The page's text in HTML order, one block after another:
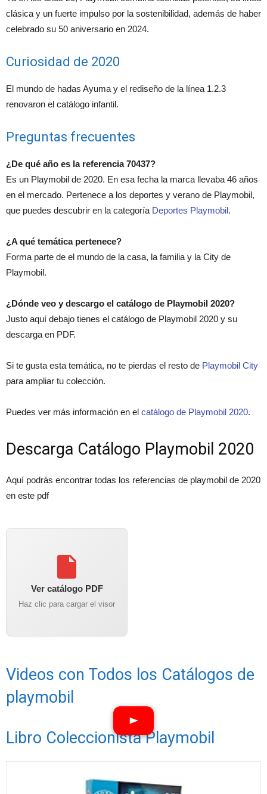
clásica y un fuerte impulso por la sostenibilidad, además de haber
celebrado su 50 aniversario en 2024.
Curiosidad de 2020
El mundo de hadas Ayuma y el rediseño de la línea 1.2.3
renovaron el catálogo infantil.
Preguntas frecuentes
¿De qué año es la referencia 70437?
Es un Playmobil de 2020. En esa fecha la marca llevaba 46 años
en el mercado. Pertenece a los deportes y verano de Playmobil,
que puedes descubrir en la categoría Deportes Playmobil.
¿A qué temática pertenece?
Forma parte de el mundo de la casa, la familia y la City de
Playmobil.
¿Dónde veo y descargo el catálogo de Playmobil 2020?
Justo aquí debajo tienes el catálogo de Playmobil 2020 y su
descarga en PDF.
Si te gusta esta temática, no te pierdas el resto de Playmobil City
para ampliar tu colección.
Puedes ver más información en el catálogo de Playmobil 2020.
Descarga Catálogo Playmobil 2020
Aquí podrás encontrar todas los referencias de playmobil de 2020
en este pdf
Ver catálogo PDF
Haz clic para cargar el visor
Videos con Todos los Catálogos de
playmobil
Libro Coleccionista Playmobil